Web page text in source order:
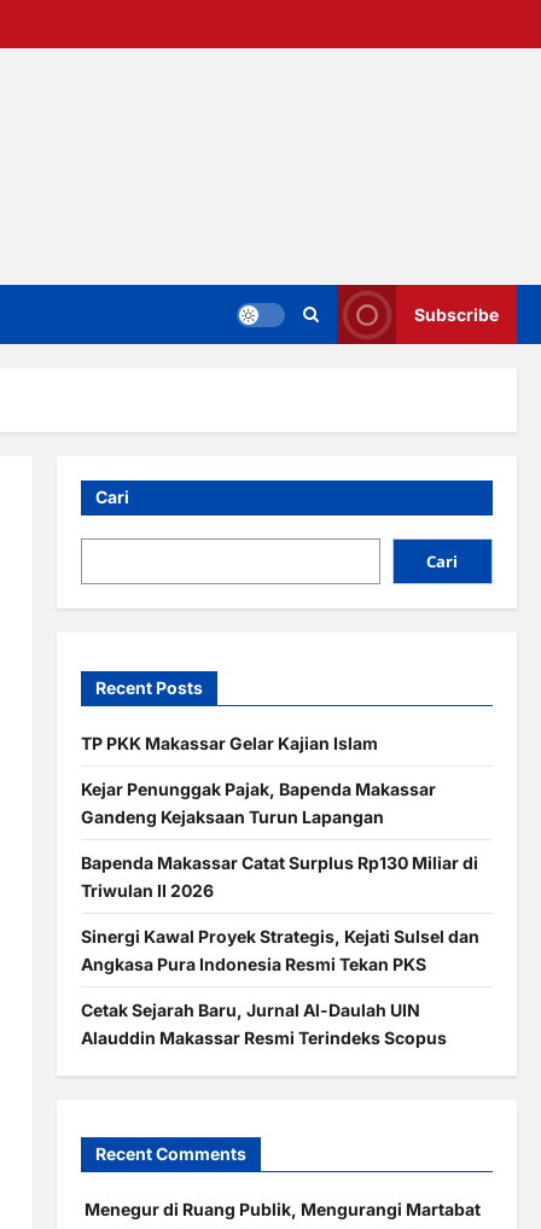
Subscribe
Cari
Cari
Recent Posts
TP PKK Makassar Gelar Kajian Islam
Kejar Penunggak Pajak, Bapenda Makassar
Gandeng Kejaksaan Turun Lapangan
Bapenda Makassar Catat Surplus Rp130 Miliar di
Triwulan II 2026
Sinergi Kawal Proyek Strategis, Kejati Sulsel dan
Angkasa Pura Indonesia Resmi Tekan PKS
Cetak Sejarah Baru, Jurnal Al-Daulah UIN
Alauddin Makassar Resmi Terindeks Scopus
Recent Comments
Menegur di Ruang Publik, Mengurangi Martabat